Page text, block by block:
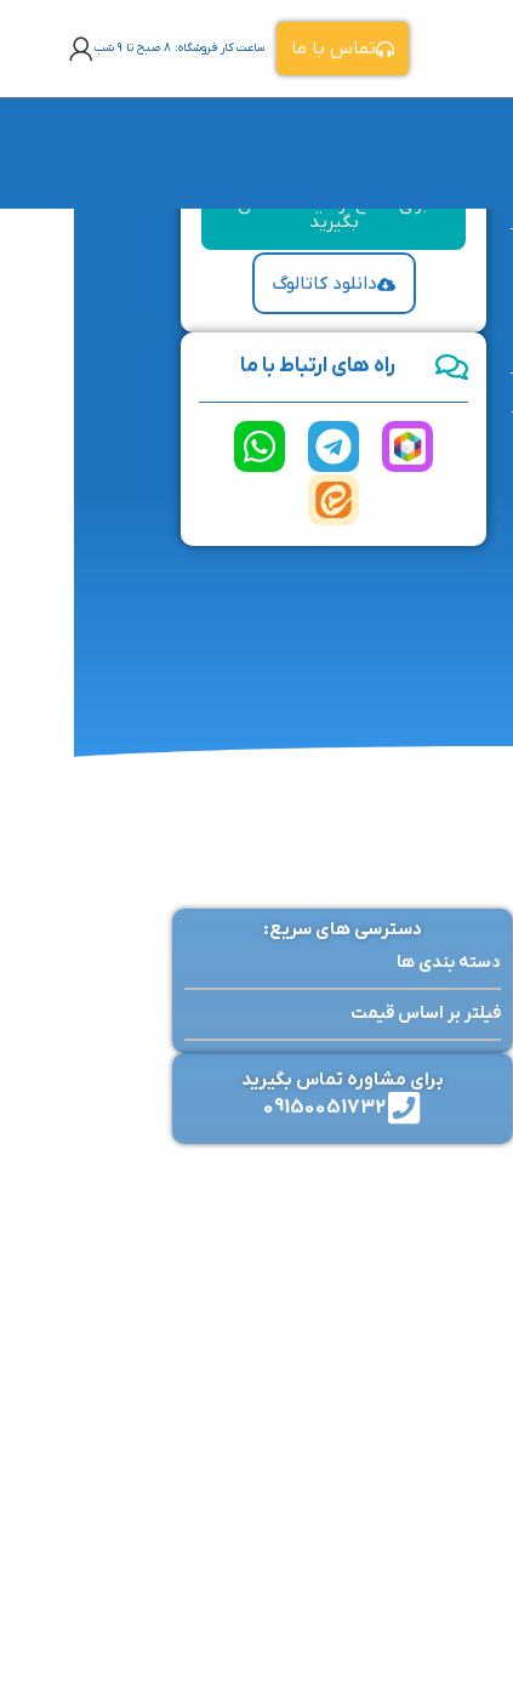
تماس با ما ساعت کار فروشگاه: 8 صبح تا 9 شب
برای اطلاع از قیمت تماس
بگیرید
دانلود کاتالوگ
راه های ارتباط با ما
دسترسی های سریع:
دسته بندی ها
فیلتر بر اساس قیمت
برای مشاوره تماس بگیرید
09150051732